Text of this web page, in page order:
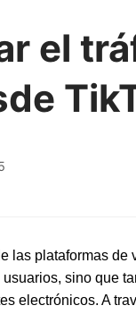
el
las plataformas
sino que
electrónicos. A